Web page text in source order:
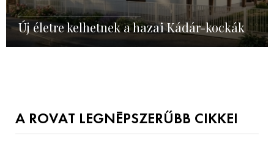
Új életre kelhetnek a hazai Kádár-kockák
A ROVAT LEGNÉPSZERŰBB CIKKEI